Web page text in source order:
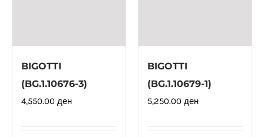
BIGOTTI
(BG.1.10676-3)
4,550.00 ден
BIGOTTI
(BG.1.10679-1)
5,250.00 ден